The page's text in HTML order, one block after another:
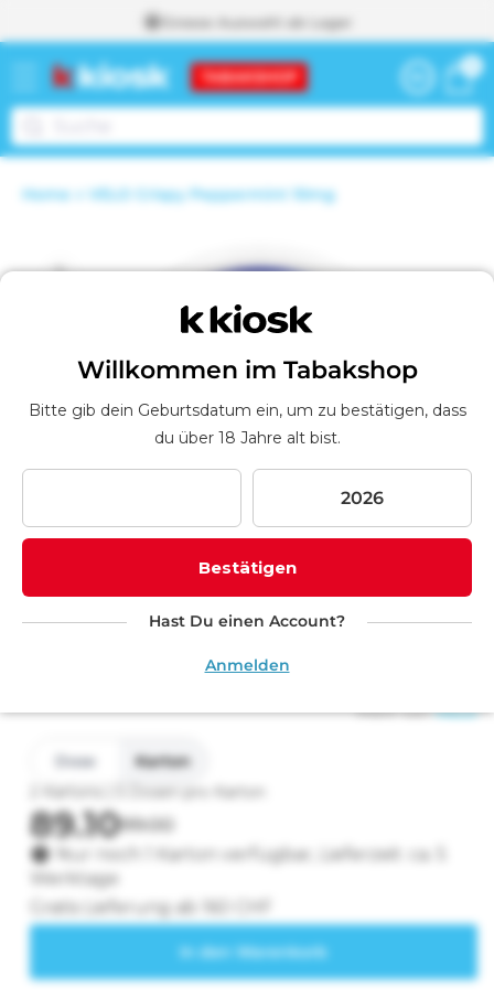
Inhalt
Grosse Auswahl ab Lager
0
0
Artikel
a
b
Weiter zum
Warenkorb
Home VELO Crispy Peppermint 10mg
Willkommen im Tabakshop
Bitte gib dein Geburtsdatum ein, um zu bestätigen, dass
du über 18 Jahre alt bist.
Bestätigen
Hast Du einen Account?
Anmelden
1
öffnen
Mehr vonVELO